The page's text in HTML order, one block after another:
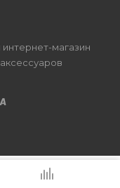
магазин